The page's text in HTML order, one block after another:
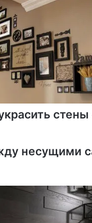
несущими